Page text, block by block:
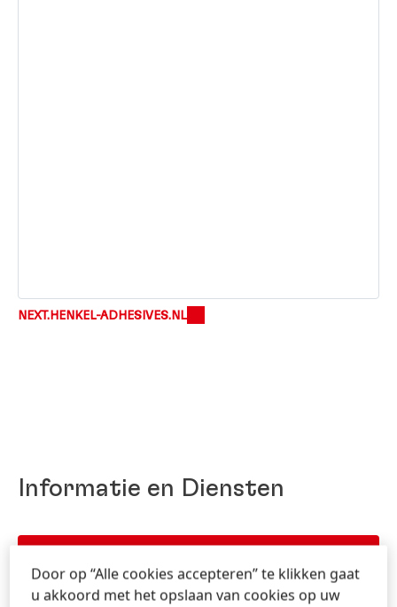
NEXT.HENKEL-ADHESIVES.NL
Informatie en Diensten
Contacteer ons!
Ontvang advies over onze merken en
Door op “Alle cookies accepteren” te klikken gaat
u akkoord met het opslaan van cookies op uw